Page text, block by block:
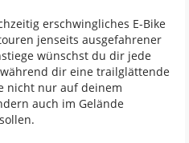
erschwingliches E-Bike
jenseits ausgefahrener
wünschst du dir jede
dir eine trailglättende
nicht nur auf deinem
auch im Gelände